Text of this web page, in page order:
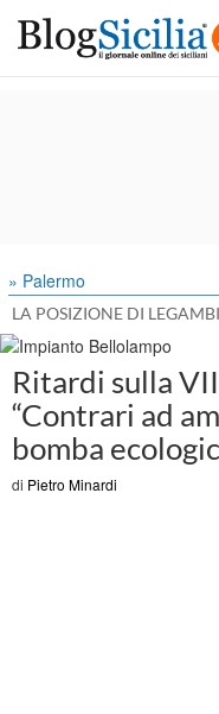
» Palermo
LA POSIZIONE DI
Ritardi sulla
“Contrari ad
bomba
di Pietro Minardi